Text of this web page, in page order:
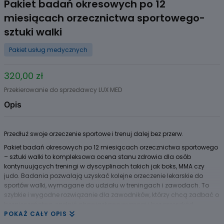
Pakiet badań okresowych po 12
miesiącach orzecznictwa sportowego-
sztuki walki
Pakiet usług medycznych
320,00 zł
Przekierowanie do sprzedawcy LUX MED
Opis
Przedłuż swoje orzeczenie sportowe i trenuj dalej bez przerw.
Pakiet badań okresowych po 12 miesiącach orzecznictwa sportowego
– sztuki walki to kompleksowa ocena stanu zdrowia dla osób
kontynuujących treningi w dyscyplinach takich jak boks, MMA czy
judo. Badania pozwalają uzyskać kolejne orzeczenie lekarskie do
sportów walki, wymagane do udziału w treningach i zawodach. To
szybkie i wygodne rozwiązanie dla zawodników, którzy chcą zadbać o
kontynuować swoją sportową aktywność.
POKAŻ CAŁY OPIS